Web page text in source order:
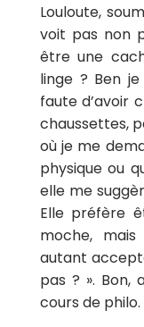
Louloute,
voit pas non
être une
linge ? Ben
faute d’avoir
chaussettes,
où je me
physique ou
elle me
Elle préfère
moche,
autant
pas ? ». Bon,
cours de philo.